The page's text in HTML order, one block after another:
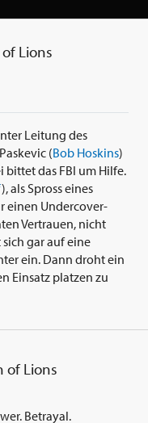
Lions
Leitung des
(Bob Hoskins)
das FBI um Hilfe.
), als Spross eines
einen Undercover-
Vertrauen, nicht
sich gar auf eine
ein. Dann droht ein
Einsatz platzen zu
of Lions
Betrayal.